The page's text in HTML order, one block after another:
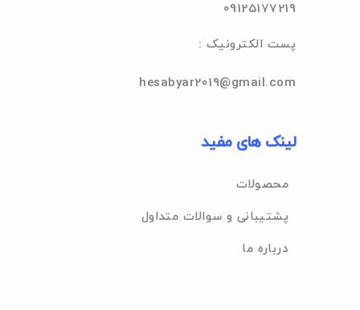
09125177219
: پست الکترونیک
hesabyar2019@gmail.com
لینک های مفید
محصولات
پشتیبانی و سوالات متداول
درباره ما